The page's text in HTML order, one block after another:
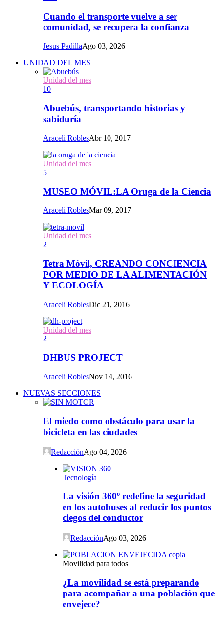
Cuando el transporte vuelve a ser
comunidad, se recupera la confianza
Jesus PadillaAgo 03, 2026
UNIDAD DEL MES
Unidad del mes
10
Abuebús, transportando historias y
sabiduría
Araceli RoblesAbr 10, 2017
Unidad del mes
5
MUSEO MÓVIL:LA Oruga de la Ciencia
Araceli RoblesMar 09, 2017
Unidad del mes
2
Tetra Móvil, CREANDO CONCIENCIA
POR MEDIO DE LA ALIMENTACIÓN
Y ECOLOGÍA
Araceli RoblesDic 21, 2016
Unidad del mes
2
DHBUS PROJECT
Araceli RoblesNov 14, 2016
NUEVAS SECCIONES
El miedo como obstáculo para usar la
bicicleta en las ciudades
RedacciónAgo 04, 2026
Tecnología
La visión 360º redefine la seguridad
en los autobuses al reducir los puntos
ciegos del conductor
RedacciónAgo 03, 2026
Movilidad para todos
¿La movilidad se está preparando
para acompañar a una población que
envejece?